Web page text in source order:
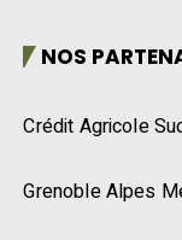
NOS
Crédit Agricole
Grenoble Alpes